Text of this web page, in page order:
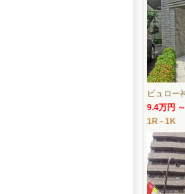
ビュロー
9.4万円
1R - 1K